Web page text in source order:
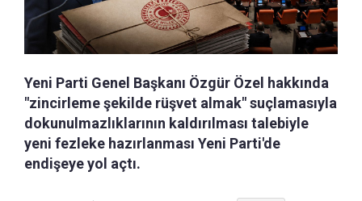
Yeni Parti Genel Başkanı Özgür Özel hakkında
"zincirleme şekilde rüşvet almak" suçlamasıyla
dokunulmazlıklarının kaldırılması talebiyle
yeni fezleke hazırlanması Yeni Parti'de
endişeye yol açtı.